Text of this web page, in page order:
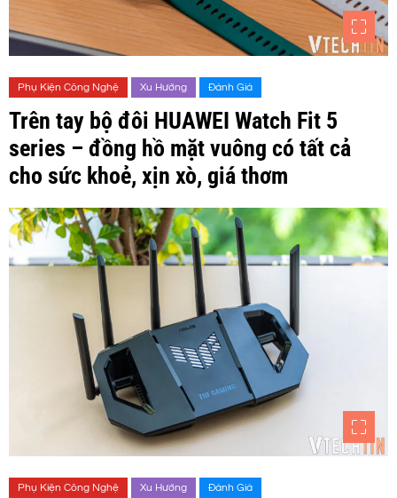
Phụ Kiện Công Nghệ Xu Hướng Đánh Giá
Trên tay bộ đôi HUAWEI Watch Fit 5
series – đồng hồ mặt vuông có tất cả
cho sức khoẻ, xịn xò, giá thơm
Phụ Kiện Công Nghệ Xu Hướng Đánh Giá